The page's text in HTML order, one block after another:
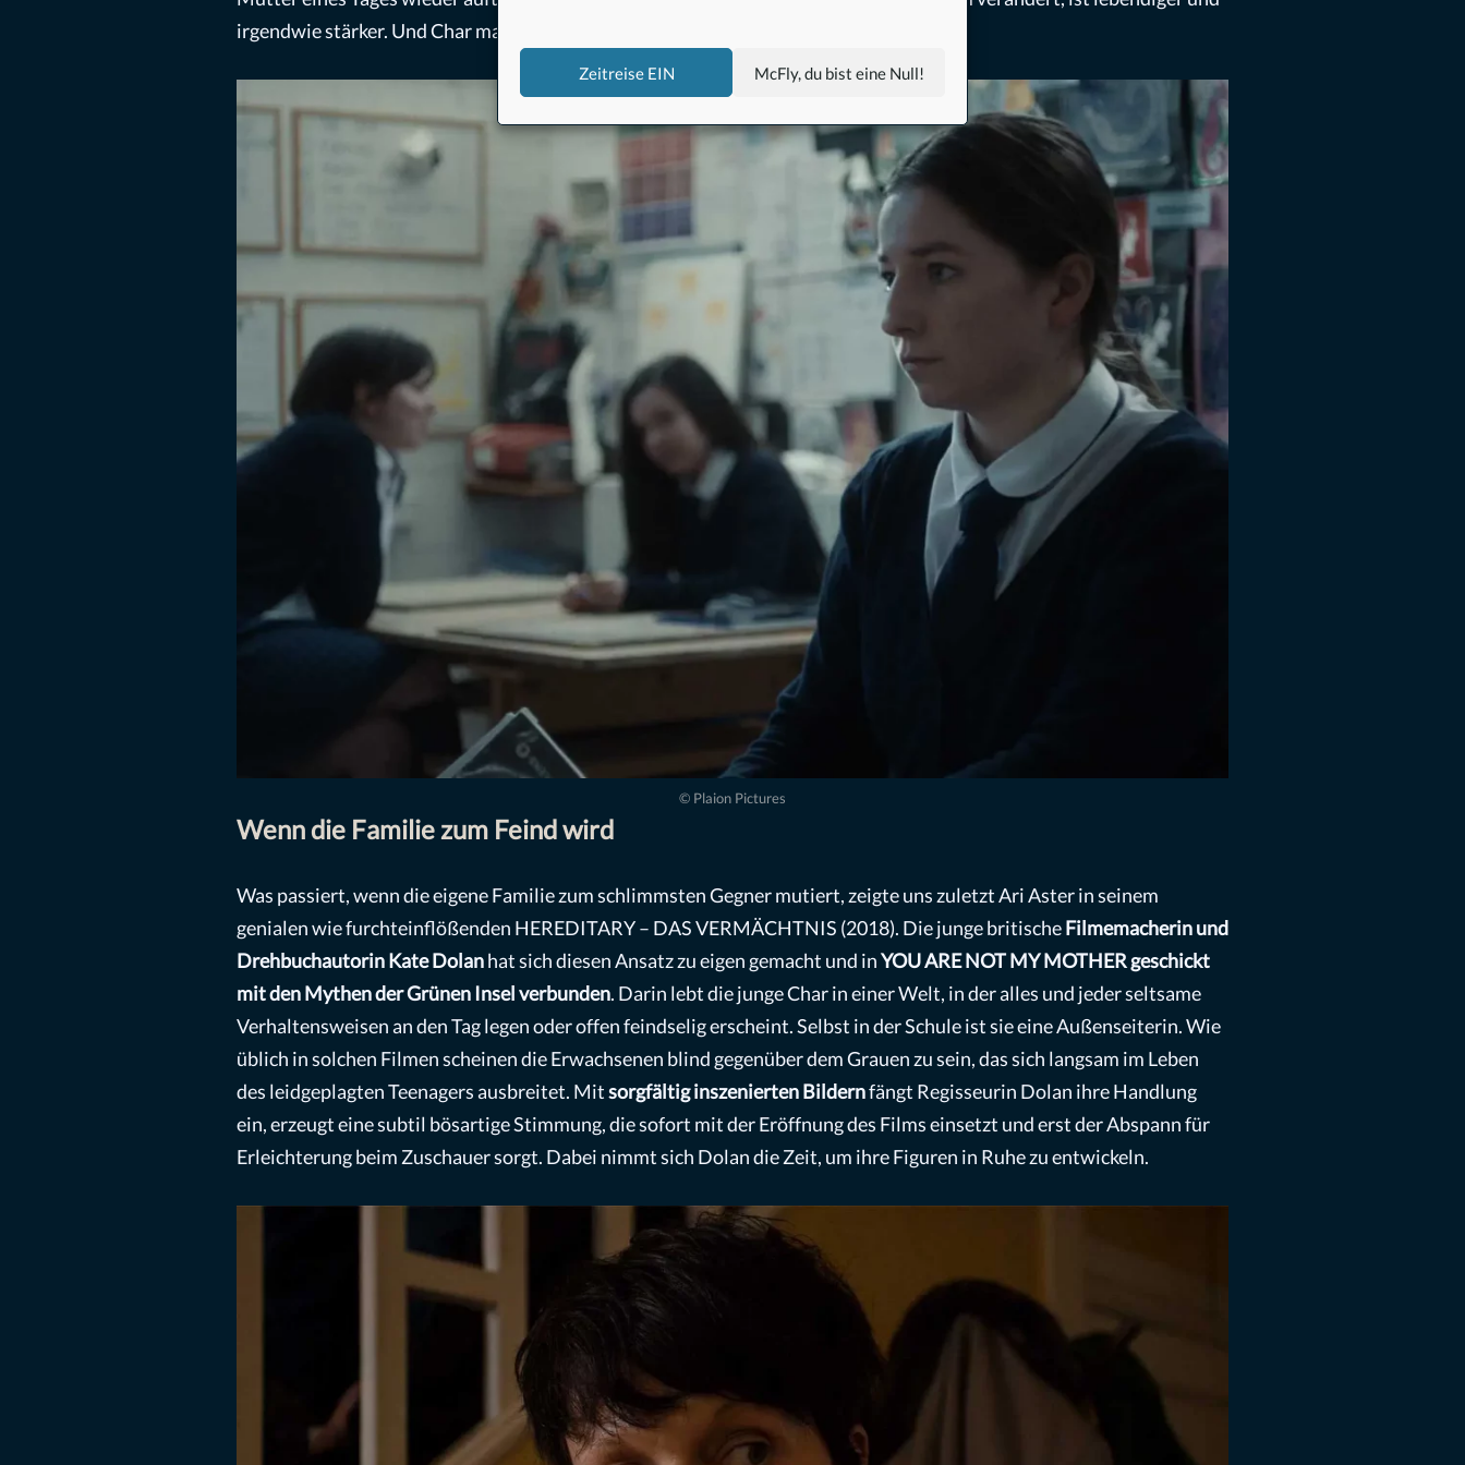
Zeitreise EIN McFly, du bist eine Null!
irgendwie stärker. Und Char macht eine zutiefst grausige Entdeckung …
© Plaion Pictures
Wenn die Familie zum Feind wird
Was passiert, wenn die eigene Familie zum schlimmsten Gegner mutiert, zeigte uns zuletzt Ari Aster in seinem
genialen wie furchteinflößenden HEREDITARY – DAS VERMÄCHTNIS (2018). Die junge britischeFilmemacherin und
Drehbuchautorin Kate Dolanhat sich diesen Ansatz zu eigen gemacht und inYOU ARE NOT MY MOTHER geschickt
mit den Mythen der Grünen Insel verbunden. Darin lebt die junge Char in einer Welt, in der alles und jeder seltsame
Verhaltensweisen an den Tag legen oder offen feindselig erscheint. Selbst in der Schule ist sie eine Außenseiterin. Wie
üblich in solchen Filmen scheinen die Erwachsenen blind gegenüber dem Grauen zu sein, das sich langsam im Leben
des leidgeplagten Teenagers ausbreitet. Mitsorgfältig inszenierten Bildernfängt Regisseurin Dolan ihre Handlung
ein, erzeugt eine subtil bösartige Stimmung, die sofort mit der Eröffnung des Films einsetzt und erst der Abspann für
Erleichterung beim Zuschauer sorgt. Dabei nimmt sich Dolan die Zeit, um ihre Figuren in Ruhe zu entwickeln.